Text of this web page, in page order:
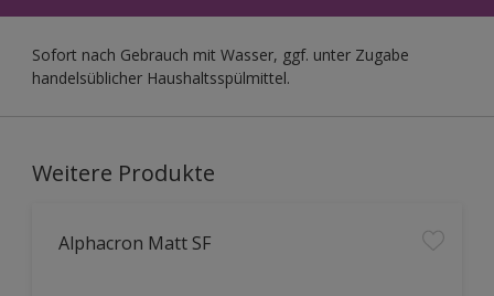
Sofort nach Gebrauch mit Wasser, ggf. unter Zugabe
handelsüblicher Haushaltsspülmittel.
Weitere Produkte
Alphacron Matt SF